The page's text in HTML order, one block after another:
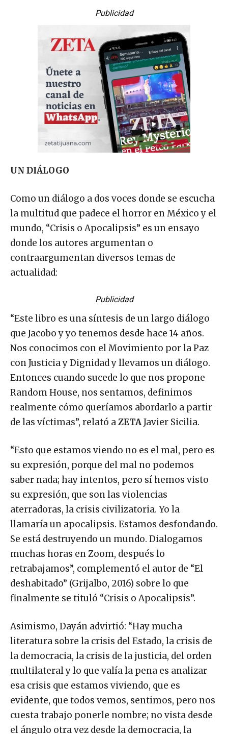
Publicidad
UN DIÁLOGO
Como un diálogo a dos voces donde se escucha
la multitud que padece el horror en México y el
mundo, “Crisis o Apocalipsis” es un ensayo
donde los autores argumentan o
contraargumentan diversos temas de
actualidad:
Publicidad
“Este libro es una síntesis de un largo diálogo
que Jacobo y yo tenemos desde hace 14 años.
Nos conocimos con el Movimiento por la Paz
con Justicia y Dignidad y llevamos un diálogo.
Entonces cuando sucede lo que nos propone
Random House, nos sentamos, definimos
realmente cómo queríamos abordarlo a partir
de las víctimas”, relató aZETAJavier Sicilia.
“Esto que estamos viendo no es el mal, pero es
su expresión, porque del mal no podemos
saber nada; hay intentos, pero sí hemos visto
su expresión, que son las violencias
aterradoras, la crisis civilizatoria. Yo la
llamaría un apocalipsis. Estamos desfondando.
Se está destruyendo un mundo. Dialogamos
muchas horas en Zoom, después lo
retrabajamos”, complementó el autor de “El
deshabitado” (Grijalbo, 2016) sobre lo que
finalmente se tituló “Crisis o Apocalipsis”.
Asimismo, Dayán advirtió: “Hay mucha
literatura sobre la crisis del Estado, la crisis de
la democracia, la crisis de la justicia, del orden
multilateral y lo que valía la pena es analizar
esa crisis que estamos viviendo, que es
evidente, que todos vemos, sentimos, pero nos
cuesta trabajo ponerle nombre; no vista desde
el ángulo otra vez desde la democracia, la